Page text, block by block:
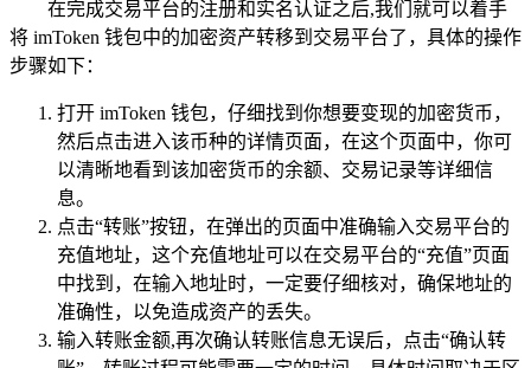
在完成交易平台的注册和实名认证之后,我们就可以着手
将 imToken 钱包中的加密资产转移到交易平台了，具体的操作
步骤如下：
打开 imToken 钱包，仔细找到你想要变现的加密货币，
然后点击进入该币种的详情页面，在这个页面中，你可
以清晰地看到该加密货币的余额、交易记录等详细信
息。
点击“转账”按钮，在弹出的页面中准确输入交易平台的
充值地址，这个充值地址可以在交易平台的“充值”页面
中找到，在输入地址时，一定要仔细核对，确保地址的
准确性，以免造成资产的丢失。
输入转账金额,再次确认转账信息无误后，点击“确认转